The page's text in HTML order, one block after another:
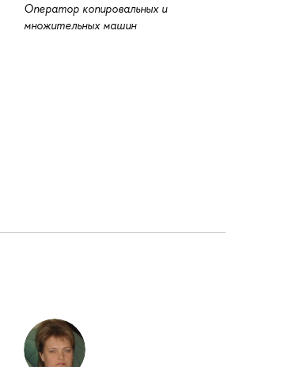
Оператор копировальных и
множительных машин